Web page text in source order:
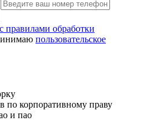
правилами обработки
пользовательское
по корпоративному праву
и пао